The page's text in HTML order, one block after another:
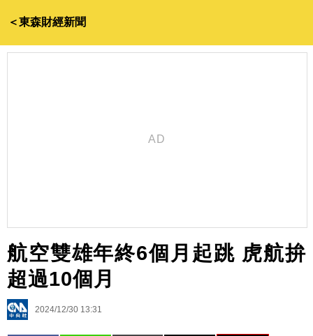
＜東森財經新聞
航空雙雄年終6個月起跳 虎航拚
超過10個月
2024/12/30 13:31